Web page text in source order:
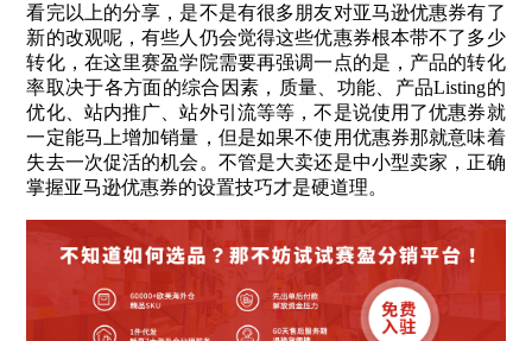
看完以上的分享，是不是有很多朋友对亚马逊优惠券有了
新的改观呢，有些人仍会觉得这些优惠券根本带不了多少
转化，在这里赛盈学院需要再强调一点的是，产品的转化
率取决于各方面的综合因素，质量、功能、产品Listing的
优化、站内推广、站外引流等等，不是说使用了优惠券就
一定能马上增加销量，但是如果不使用优惠券那就意味着
失去一次促活的机会。不管是大卖还是中小型卖家，正确
掌握亚马逊优惠券的设置技巧才是硬道理。